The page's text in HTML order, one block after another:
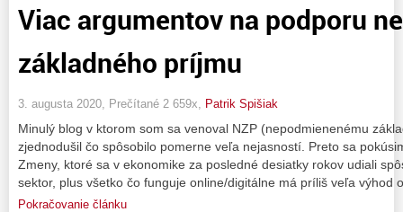
Viac argumentov na podporu
základného príjmu
3. augusta 2020, Prečítané 2 659x, Patrik Spišiak
Minulý blog v ktorom som sa venoval NZP (nepodmienenému
zjednodušil čo spôsobilo pomerne veľa nejasností. Preto sa
Zmeny, ktoré sa v ekonomike za posledné desiatky rokov udiali
sektor, plus všetko čo funguje online/digitálne má príliš veľa výhod
Pokračovanie článku